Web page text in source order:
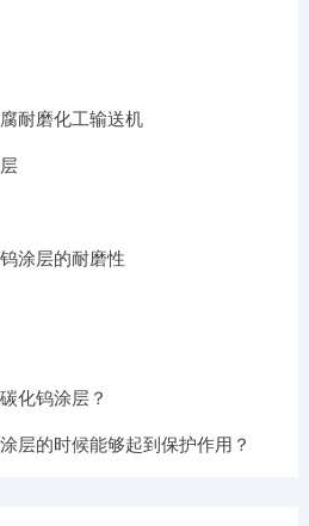
耐磨化工输送机
涂层的耐磨性
化钨涂层？
层的时候能够起到保护作用？